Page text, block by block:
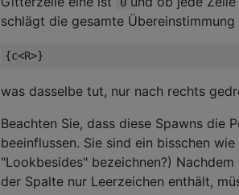
schlägt die gesamte
was dasselbe tut, nur nach rechts
Beachten Sie, dass diese Spawns die
beeinflussen. Sie sind ein bisschen
"Lookbesides" bezeichnen?)
der Spalte nur Leerzeichen enthält,